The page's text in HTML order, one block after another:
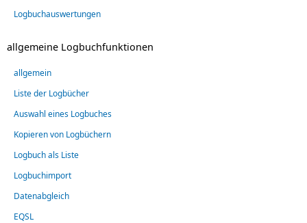
Logbuchauswertungen
allgemeine Logbuchfunktionen
allgemein
Liste der Logbücher
Auswahl eines Logbuches
Kopieren von Logbüchern
Logbuch als Liste
Logbuchimport
Datenabgleich
EQSL